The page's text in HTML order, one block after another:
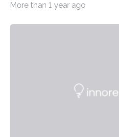
2025 stellt das
auf die Erzeugung von
More than 1 year ago